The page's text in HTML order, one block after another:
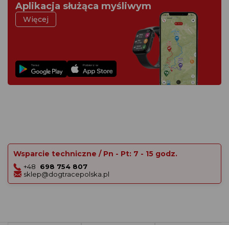
Aplikacja służąca myśliwym
Więcej
Teraz Pobierz w
Wsparcie techniczne / Pn - Pt: 7 - 15 godz.
+48
698 754 807
sklep@dogtracepolska.pl